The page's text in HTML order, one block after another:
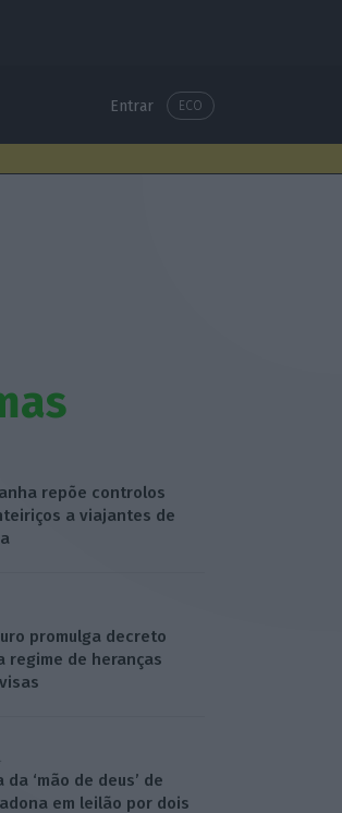
Entrar ECO
repõe controlos
a viajantes de
promulga decreto
regime de heranças
da ‘mão de deus’ de
em leilão por dois